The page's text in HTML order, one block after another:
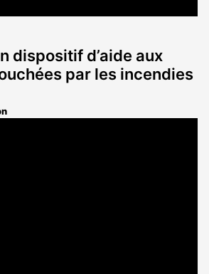
dispositif d’aide aux
par les incendies